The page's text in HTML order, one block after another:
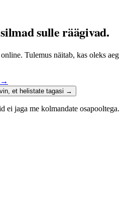
sulle räägivad.
Tulemus näitab, kas oleks aeg
→
et helistate tagasi →
ei jaga me kolmandate osapooltega.